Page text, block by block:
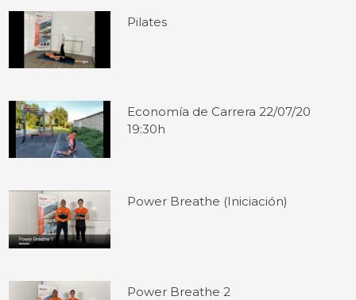
Pilates
Economía de Carrera 22/07/20
19:30h
Power Breathe (Iniciación)
Power Breathe 2